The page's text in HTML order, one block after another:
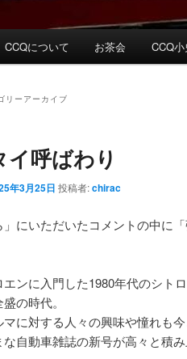
CCQについて お茶会 CCQ小
リーアーカイブ
イ呼ばわり
年3月25日 投稿者:chirac
」にいただいたコメントの中に
ンに入門した1980年代のシト
の時代。
マに対する人々の興味や憧れも
自動車雑誌の新号が高々と積